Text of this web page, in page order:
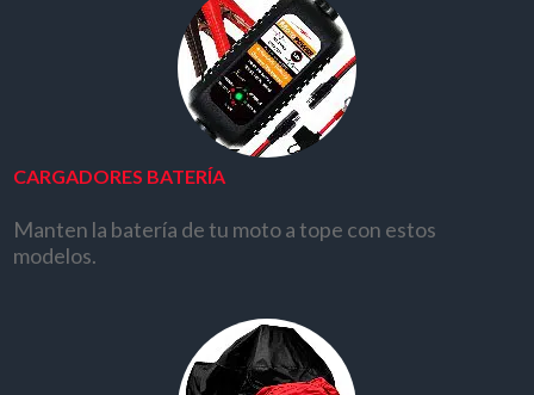
CARGADORES BATERÍA
Manten la batería de tu moto a tope con estos
modelos.